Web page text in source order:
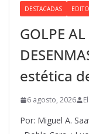
DESTACADAS
GOLPE
estética
6 agosto, 2026
Por: Miguel A.